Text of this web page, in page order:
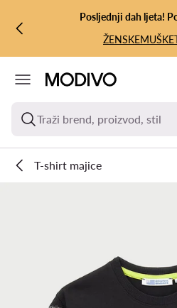
PRIJEĐI NA GLAVNI SADRŽAJ
PRIJEĐI NA PRETRAŽIVANJE
Posljednji dah ljeta!
ŽENSKEMUŠKE
Traži brend, proizvod, stil
T-shirt majice